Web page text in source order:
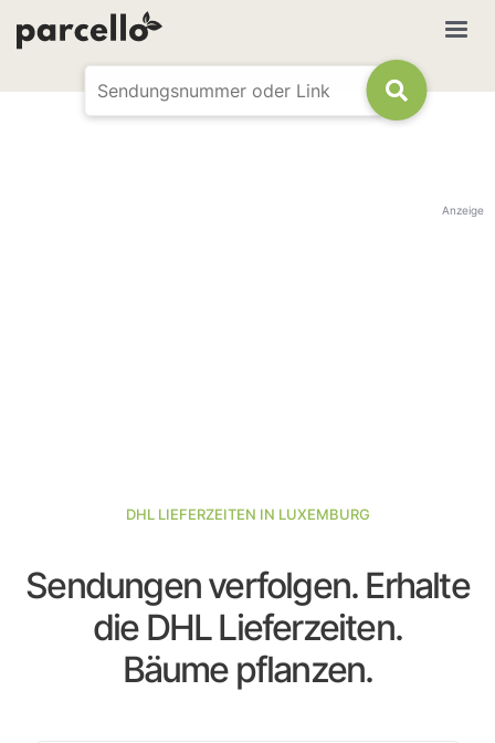
Anzeige
DHL LIEFERZEITEN IN LUXEMBURG
Sendungen verfolgen. Erhalte
die DHL Lieferzeiten.
Bäume pflanzen.